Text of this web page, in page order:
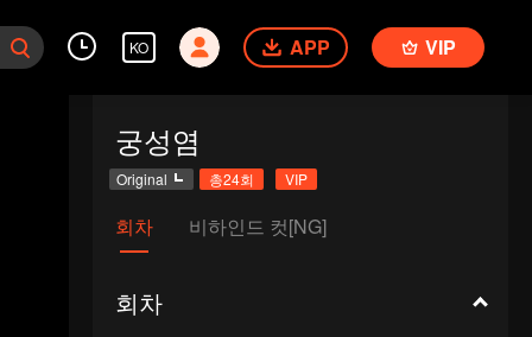
KO APP VIP
궁성염
Original 총24회 VIP
회차 비하인드 컷[NG]
회차